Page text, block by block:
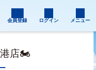
会員登録 ログイン メニュー
港店🏍